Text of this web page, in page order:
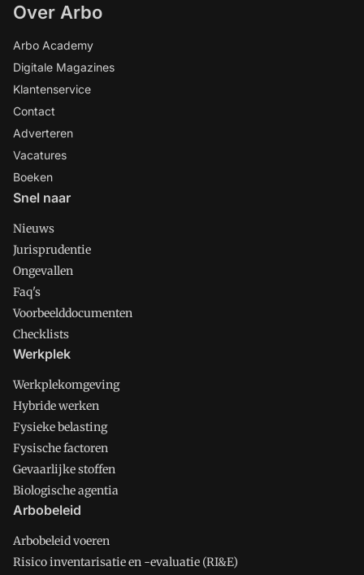
Over Arbo
Arbo Academy
Digitale Magazines
Klantenservice
Contact
Adverteren
Vacatures
Boeken
Snel naar
Nieuws
Jurisprudentie
Ongevallen
Faq's
Voorbeelddocumenten
Checklists
Werkplek
Werkplekomgeving
Hybride werken
Fysieke belasting
Fysische factoren
Gevaarlijke stoffen
Biologische agentia
Arbobeleid
Arbobeleid voeren
Risico inventarisatie en -evaluatie (RI&E)